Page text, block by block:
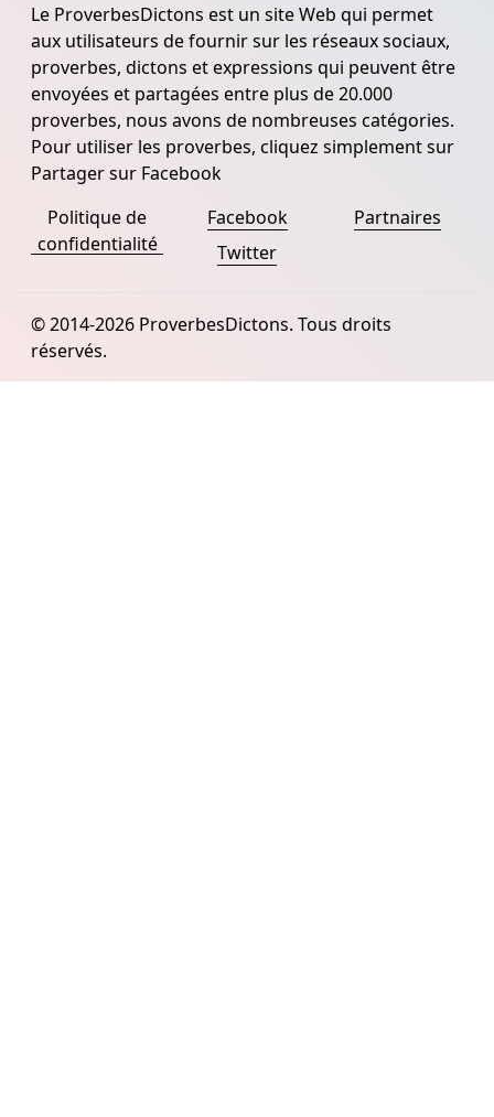
Le ProverbesDictons est un site Web qui permet
aux utilisateurs de fournir sur les réseaux sociaux,
proverbes, dictons et expressions qui peuvent être
envoyées et partagées entre plus de 20.000
proverbes, nous avons de nombreuses catégories.
Pour utiliser les proverbes, cliquez simplement sur
Partager sur Facebook
Politique de
confidentialité
Facebook
Twitter
Partnaires
© 2014-2026 ProverbesDictons. Tous droits
réservés.